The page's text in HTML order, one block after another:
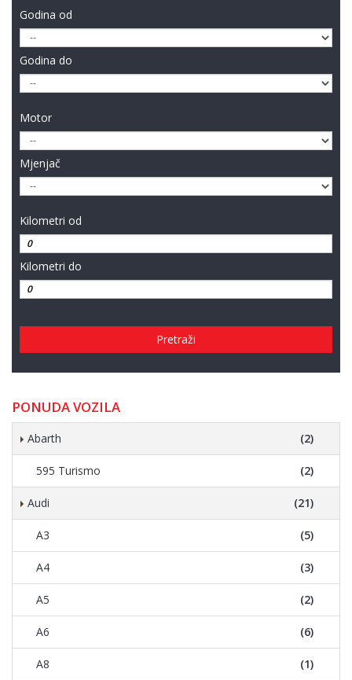
Godina od
Godina do
Motor
Mjenjač
Kilometri od
Kilometri do
Pretraži
PONUDA VOZILA
Abarth (2)
595 Turismo (2)
Audi (21)
A3 (5)
A4 (3)
A5 (2)
A6 (6)
A8 (1)